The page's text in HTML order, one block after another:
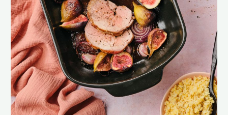
COMFORT FOOD
PAUSE DÉJ’
PLATS À PARTAGER
POUR LES ENFANTS
RAPIDE ET FACILE
RECETTES D’AILLEURS
RECETTES ESTIVALES
BOULETTES & BURGERS
BROCHETTES
CÔTELETTES
MIJOTÉS, TAJINES, CURRY
PASTA ET PÂTES À TARTE
SALADES
SANDWICHS